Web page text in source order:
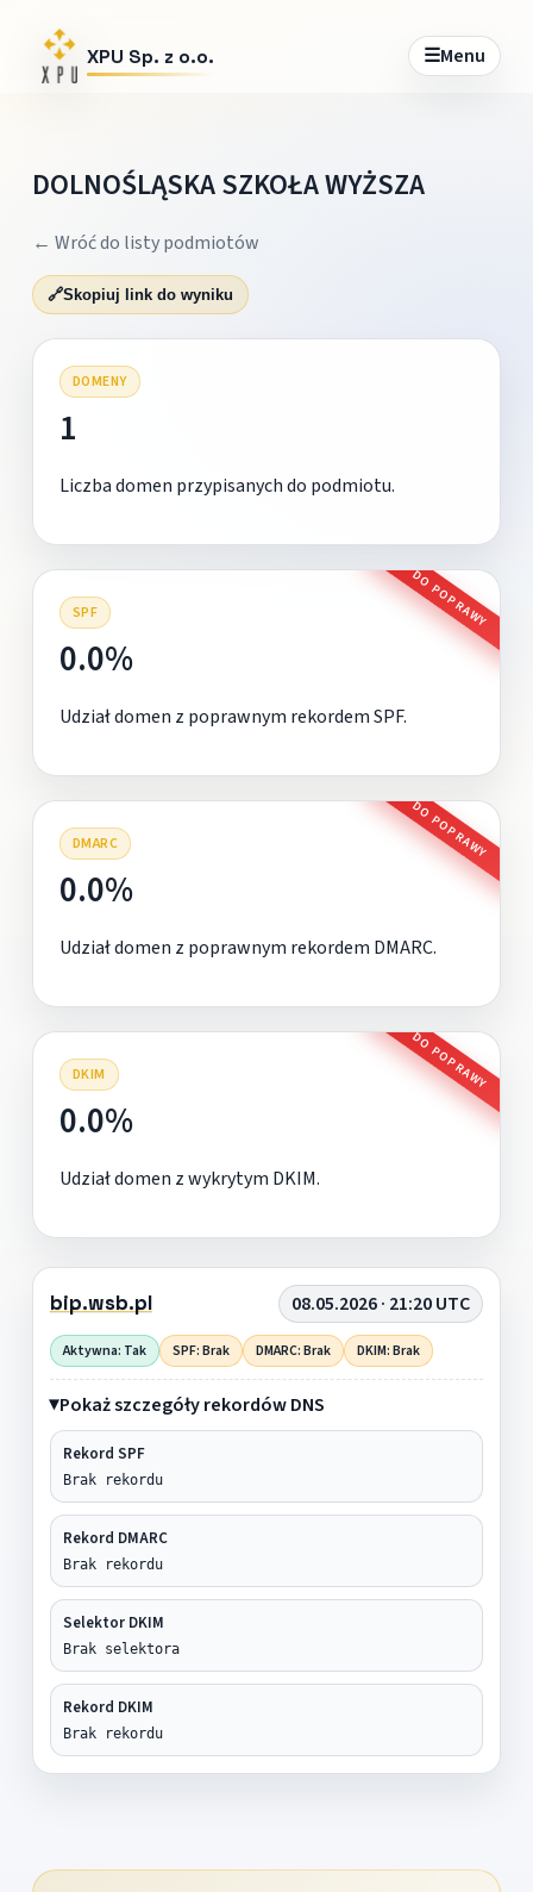
XPU Sp. z o.o. ☰Menu
DOLNOŚLĄSKA SZKOŁA WYŻSZA
← Wróć do listy podmiotów
🔗Skopiuj link do wyniku
DOMENY
1
Liczba domen przypisanych do podmiotu.
SPF DO POPRAWY
0.0%
Udział domen z poprawnym rekordem SPF.
DMARC DO POPRAWY
0.0%
Udział domen z poprawnym rekordem DMARC.
DKIM DO POPRAWY
0.0%
Udział domen z wykrytym DKIM.
bip.wsb.pl 08.05.2026 · 21:20 UTC
Aktywna: Tak SPF: Brak DMARC: Brak DKIM: Brak
Pokaż szczegóły rekordów DNS
Rekord SPF
Brak rekordu
Rekord DMARC
Brak rekordu
Selektor DKIM
Brak selektora
Rekord DKIM
Brak rekordu